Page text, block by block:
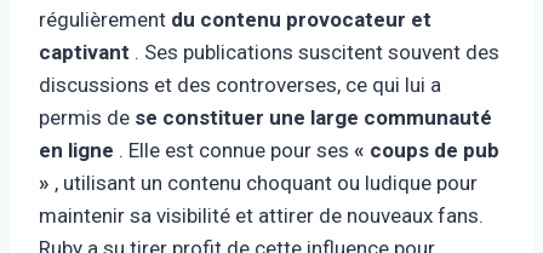
régulièrement du contenu provocateur et
captivant . Ses publications suscitent souvent des
discussions et des controverses, ce qui lui a
permis de se constituer une large communauté
en ligne . Elle est connue pour ses « coups de pub
» , utilisant un contenu choquant ou ludique pour
maintenir sa visibilité et attirer de nouveaux fans.
Ruby a su tirer profit de cette influence pour